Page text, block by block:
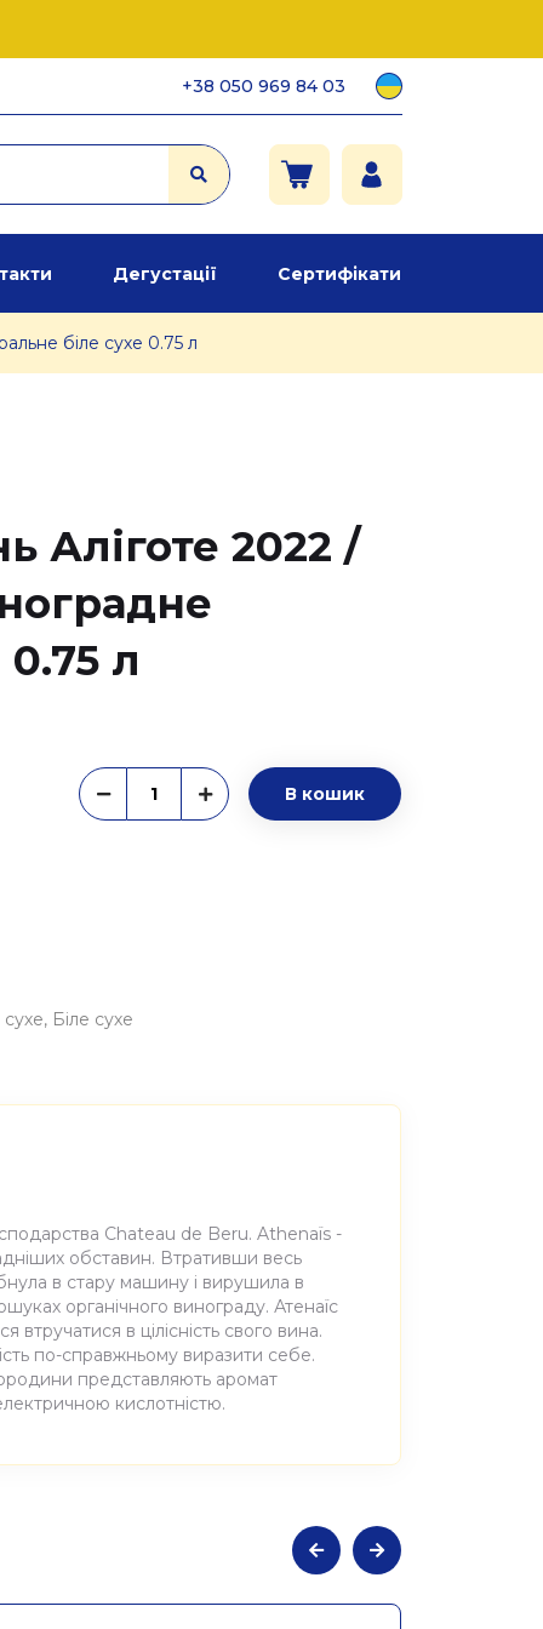
+38 050 969 84 03
Дегустації Сертифікати
біле сухе 0.75 л
Аліготе 2022 /
л
В кошик
Біле сухе
Chateau de Beru. Athenaïs -
обставин. Втративши весь
в стару машину і вирушила в
органічного винограду. Атенаїс
втручатися в цілісність свого вина.
по-справжньому виразити себе.
представляють аромат
кислотністю.